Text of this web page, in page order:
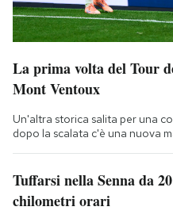
La prima volta del Tour
Mont Ventoux
Un'altra storica salita per una
dopo la scalata c'è una nuova
Tuffarsi nella Senna da
chilometri orari